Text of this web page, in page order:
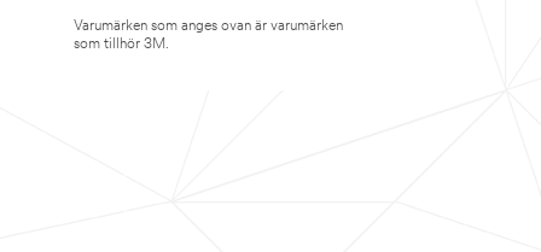
Varumärken som anges ovan är varumärken
som tillhör 3M.